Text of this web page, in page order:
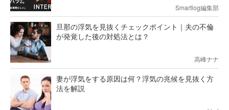
Smartlog編集部
旦那の浮気を見抜くチェックポイント｜夫の不倫
が発覚した後の対処法とは？
高峰ナナ
妻が浮気をする原因は何？浮気の兆候を見抜く方
法を解説